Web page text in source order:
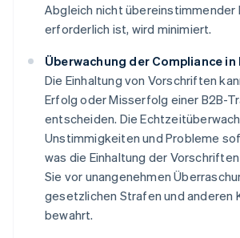
Abgleich nicht übereinstimmender
erforderlich ist, wird minimiert.
Überwachung der Compliance
Die Einhaltung von Vorschriften
Erfolg oder Misserfolg einer B2B-
entscheiden. Die
Unstimmigkeiten und Probleme
was die Einhaltung der
Sie vor unangenehmen
gesetzlichen Strafen und anderen
bewahrt.